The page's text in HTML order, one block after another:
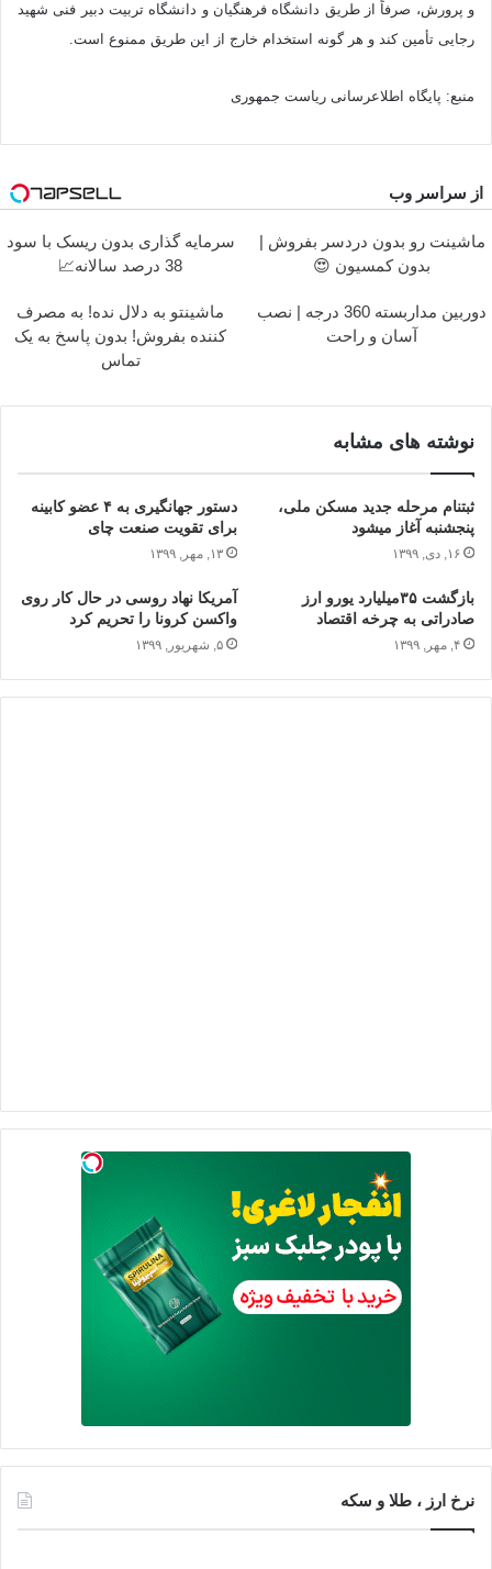
و پرورش، صرفاً از طریق دانشگاه فرهنگیان و دانشگاه تربیت دبیر فنی شهید
رجایی تأمین کند و هر گونه استخدام خارج از این طریق ممنوع است.
منبع: پایگاه اطلاع‎رسانی ریاست جمهوری
از سراسر وب
ماشینت رو بدون دردسر بفروش |
بدون کمسیون 😍
سرمایه گذاری بدون ریسک با سود
38 درصد سالانه📈
دوربین مداربسته 360 درجه | نصب
آسان و راحت
ماشینتو به دلال نده! به مصرف
کننده بفروش! بدون پاسخ به یک
تماس
نوشته های مشابه
ثبت‎نام مرحله جدید مسکن ملی،
پنجشنبه آغاز می‎شود
۱۶, دی, ۱۳۹۹
دستور جهانگیری به ۴ عضو کابینه
برای تقویت صنعت چای
۱۳, مهر, ۱۳۹۹
بازگشت ۳۵میلیارد یورو ارز
صادراتی به چرخه اقتصاد
۴, مهر, ۱۳۹۹
آمریکا نهاد روسی در حال کار روی
واکسن کرونا را تحریم کرد
۵, شهریور, ۱۳۹۹
نرخ ارز ، طلا و سکه